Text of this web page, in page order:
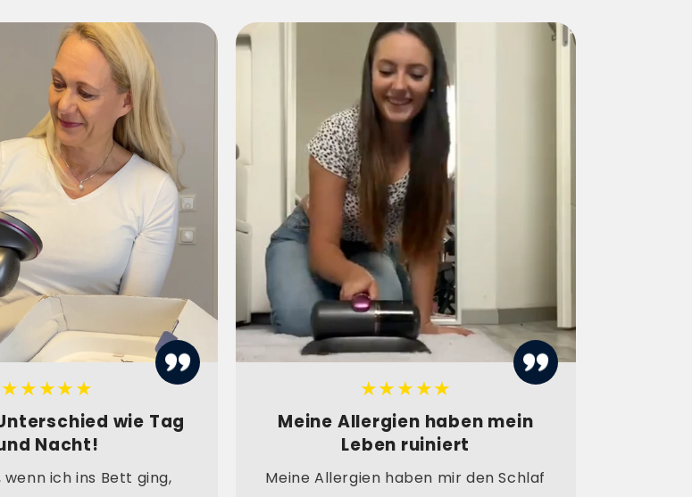
★★★★★
wie Tag
Nacht!
wenn ich ins Bett ging,
★★★★★
Meine Allergien haben mein
Leben ruiniert
Meine Allergien haben mir den Schlaf